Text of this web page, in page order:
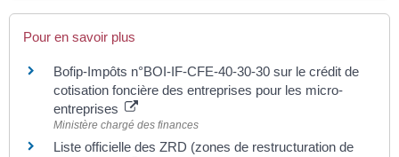
Pour en savoir plus
Bofip-Impôts n°BOI-IF-CFE-40-30-30 sur le crédit de
cotisation foncière des entreprises pour les micro-
entreprises
Ministère chargé des finances
Liste officielle des ZRD (zones de restructuration de